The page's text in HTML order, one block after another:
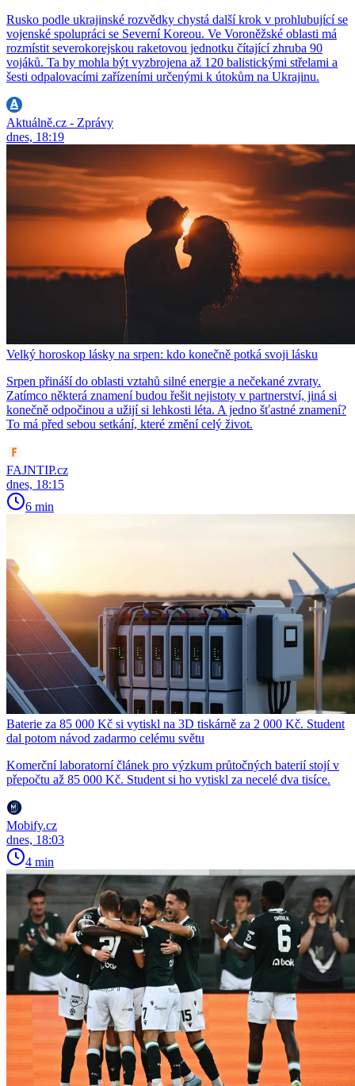
Rusko podle ukrajinské rozvědky chystá další krok v prohlubující se
vojenské spolupráci se Severní Koreou. Ve Voroněžské oblasti má
rozmístit severokorejskou raketovou jednotku čítající zhruba 90
vojáků. Ta by mohla být vyzbrojena až 120 balistickými střelami a
šesti odpalovacími zařízeními určenými k útokům na Ukrajinu.
Aktuálně.cz - Zprávy
dnes, 18:19
Velký horoskop lásky na srpen: kdo konečně potká svoji lásku
Srpen přináší do oblasti vztahů silné energie a nečekané zvraty.
Zatímco některá znamení budou řešit nejistoty v partnerství, jiná si
konečně odpočinou a užijí si lehkosti léta. A jedno šťastné znamení?
To má před sebou setkání, které změní celý život.
FAJNTIP.cz
dnes, 18:15
6 min
Baterie za 85 000 Kč si vytiskl na 3D tiskárně za 2 000 Kč. Student
dal potom návod zadarmo celému světu
Komerční laboratorní článek pro výzkum průtočných baterií stojí v
přepočtu až 85 000 Kč. Student si ho vytiskl za necelé dva tisíce.
Mobify.cz
dnes, 18:03
4 min